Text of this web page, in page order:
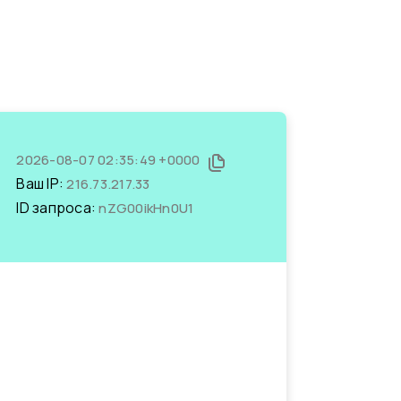
2026-08-07 02:35:49 +0000
Ваш IP:216.73.217.33
ID запроса:nZG00ikHn0U1